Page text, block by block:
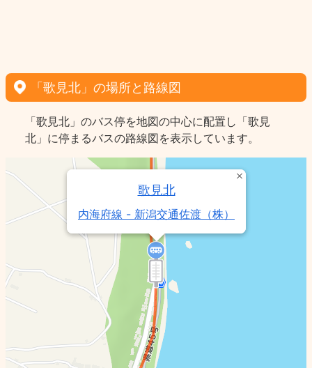
「歌見北」の場所と路線図
「歌見北」のバス停を地図の中心に配置し「歌見
北」に停まるバスの路線図を表示しています。
歌見北
内海府線 - 新潟交通佐渡（株）